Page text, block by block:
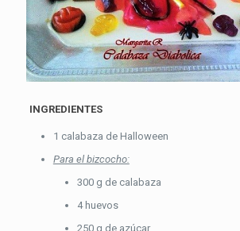
INGREDIENTES
1 calabaza de Halloween
Para el bizcocho:
300 g de calabaza
4 huevos
250 g de azúcar